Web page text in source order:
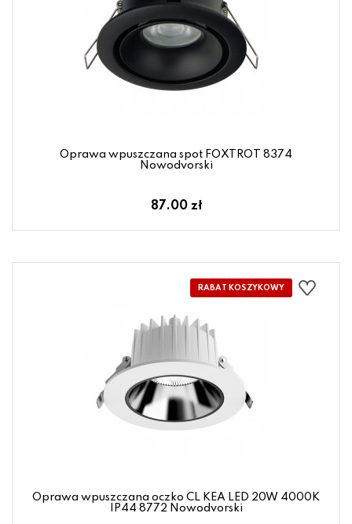
Oprawa wpuszczana spot FOXTROT 8374
Nowodvorski
87.00 zł
Oprawa wpuszczana oczko CL KEA LED 20W 4000K
IP44 8772 Nowodvorski